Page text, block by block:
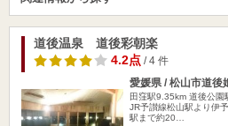
道後温泉 道後彩朝楽
4.2点/ 4 件
愛媛県 / 松山市道後
田窪駅9.35km 道後公園
JR予讃線松山駅より伊
駅まで約20…